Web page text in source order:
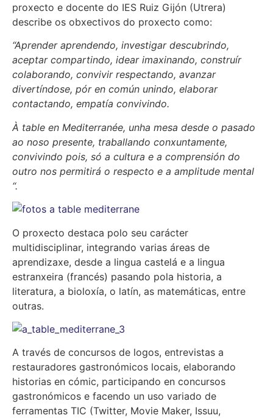
proxecto e docente do IES Ruiz Gijón (Utrera)
describe os obxectivos do proxecto como:
“Aprender aprendendo, investigar descubrindo,
aceptar compartindo, idear imaxinando, construír
colaborando, convivir respectando, avanzar
divertíndose, pór en común unindo, elaborar
contactando, empatía convivindo.
À table en Mediterranée, unha mesa desde o pasado
ao noso presente, traballando conxuntamente,
convivindo pois, só a cultura e a comprensión do
outro nos permitirá o respecto e a amplitude mental
“.
O proxecto destaca polo seu carácter
multidisciplinar, integrando varias áreas de
aprendizaxe, desde a lingua castelá e a lingua
estranxeira (francés) pasando pola historia, a
literatura, a bioloxía, o latín, as matemáticas, entre
outras.
A través de concursos de logos, entrevistas a
restauradores gastronómicos locais, elaborando
historias en cómic, participando en concursos
gastronómicos e facendo un uso variado de
ferramentas TIC (Twitter, Movie Maker, Issuu,